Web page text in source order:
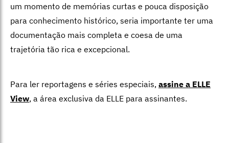
um momento de memórias curtas e pouca disposição
para conhecimento histórico, seria importante ter uma
documentação mais completa e coesa de uma
trajetória tão rica e excepcional.
Para ler reportagens e séries especiais, assine a ELLE
View, a área exclusiva da ELLE para assinantes.